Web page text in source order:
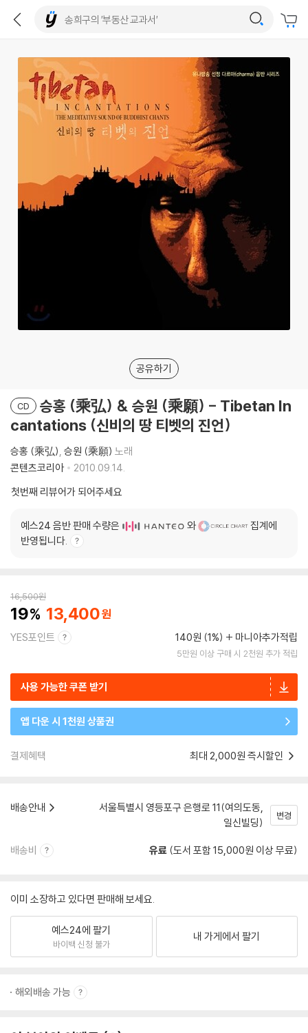
공유하기
CD
승홍 (乘弘) & 승원 (乘願) - Tibetan In
cantations (신비의 땅 티벳의 진언)
승홍 (乘弘) 승원 (乘願) 노래
콘텐츠코리아
2010.09.14.
첫번째 리뷰어가 되어주세요
예스24 음반 판매 수량은 와
집계에
반영됩니다.
16,500원
19 13,400
YES포인트 140원 (1%) 마니아추가적립
5만원 이상 구매 시 2천원 추가 적립
사용 가능한 쿠폰 받기
앱 다운 시 1천원 상품권
결제혜택 최대 2,000원 즉시할인
배송안내
서울특별시 영등포구 은행로 11(여의도동,
일신빌딩)
변경
배송비 유료 (도서 포함 15,000원 이상 무료)
이미 소장하고 있다면 판매해 보세요.
예스24에 팔기
바이백 신청 불가
내 가게에서 팔기
해외배송 가능